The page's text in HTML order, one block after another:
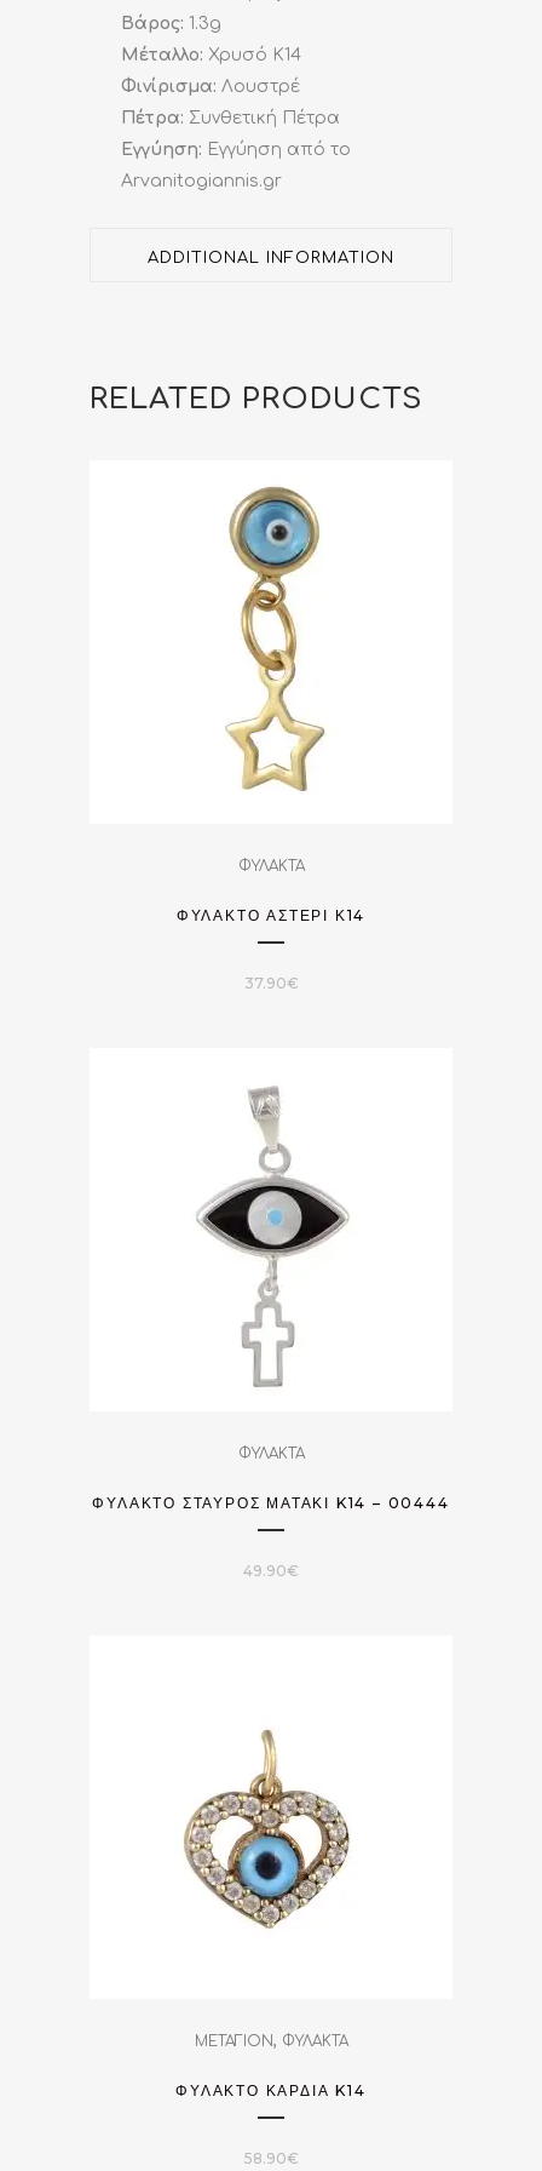
Βάρος: 1.3g
Μέταλλο: Χρυσό K14
Φινίρισμα: Λουστρέ
Πέτρα: Συνθετική Πέτρα
Εγγύηση: Εγγύηση από το
Arvanitogiannis.gr
ADDITIONAL INFORMATION
RELATED PRODUCTS
ΦΥΛΑΚΤΑ
ΦΥΛΑΚΤΌ ΑΣΤΈΡΙ Κ14
37.90€
ΦΥΛΑΚΤΑ
ΦΥΛΑΚΤΌ ΣΤΑΥΡΌΣ ΜΑΤΆΚΙ K14 – 00444
49.90€
ΜΕΤΑΓΙΟΝ, ΦΥΛΑΚΤΑ
ΦΥΛΑΚΤΌ ΚΑΡΔΙΆ K14
58.90€